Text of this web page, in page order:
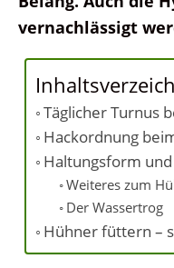
vernachlässigt
Täglicher Turnus
Hackordnung
Haltungsform
Weiteres zum
Der Wassertrog
Hühner füttern –